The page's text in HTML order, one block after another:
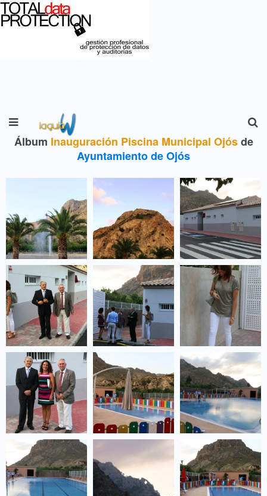
Álbum Inauguración Piscina Municipal Ojósde
Ayuntamiento de Ojós